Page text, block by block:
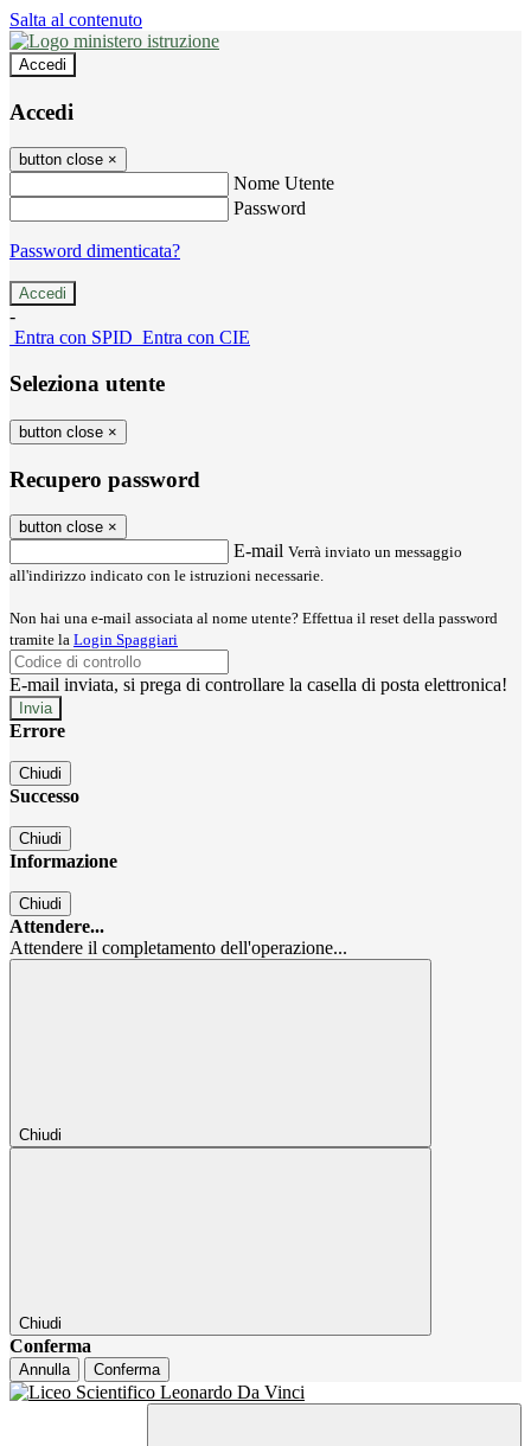
Salta al contenuto
Accedi
Accedi
button close ×
Nome Utente
Password
Password dimenticata?
-
Entra con SPID Entra con CIE
Seleziona utente
button close ×
Recupero password
button close ×
E-mail Verrà inviato un messaggio
all'indirizzo indicato con le istruzioni necessarie.
Non hai una e-mail associata al nome utente? Effettua il reset della password
tramite la Login Spaggiari
E-mail inviata, si prega di controllare la casella di posta elettronica!
Errore
Chiudi
Successo
Chiudi
Informazione
Chiudi
Attendere...
Attendere il completamento dell'operazione...
Chiudi
Chiudi
Conferma
Annulla Conferma